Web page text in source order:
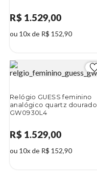
R$ 1.529,00
ou 10x de R$ 152,90
Relógio GUESS feminino
analógico quartz dourado
GW0930L4
R$ 1.529,00
ou 10x de R$ 152,90